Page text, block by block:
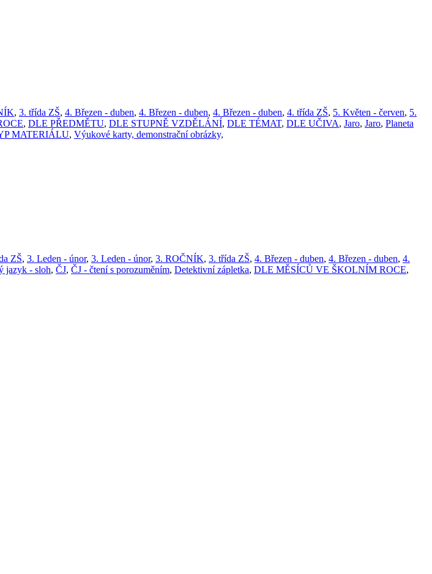
, 3. třída ZŠ, 4. Březen - duben, 4. Březen - duben, 4. Březen - duben, 4. třída ZŠ, 5. Květen - červen, 5.
, DLE PŘEDMĚTU, DLE STUPNĚ VZDĚLÁNÍ, DLE TÉMAT, DLE UČIVA, Jaro, Jaro, Planeta
MATERIÁLU, Výukové karty, demonstrační obrázky,
ZŠ, 3. Leden - únor, 3. Leden - únor, 3. ROČNÍK, 3. třída ZŠ, 4. Březen - duben, 4. Březen - duben, 4.
jazyk - sloh, ČJ, ČJ - čtení s porozuměním, Detektivní zápletka, DLE MĚSÍCŮ VE ŠKOLNÍM ROCE,